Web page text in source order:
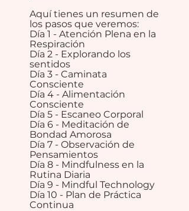
Aquí tienes un resumen de
los pasos que veremos:
Día 1 - Atención Plena en la
Respiración
Día 2 - Explorando los
sentidos
Día 3 - Caminata
Consciente
Día 4 - Alimentación
Consciente
Día 5 - Escaneo Corporal
Día 6 - Meditación de
Bondad Amorosa
Día 7 - Observación de
Pensamientos
Día 8 - Mindfulness en la
Rutina Diaria
Día 9 - Mindful Technology
Día 10 - Plan de Práctica
Continua